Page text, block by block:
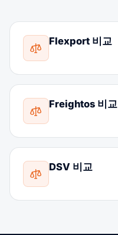
Flexport 비교
Freightos 비교
DSV 비교